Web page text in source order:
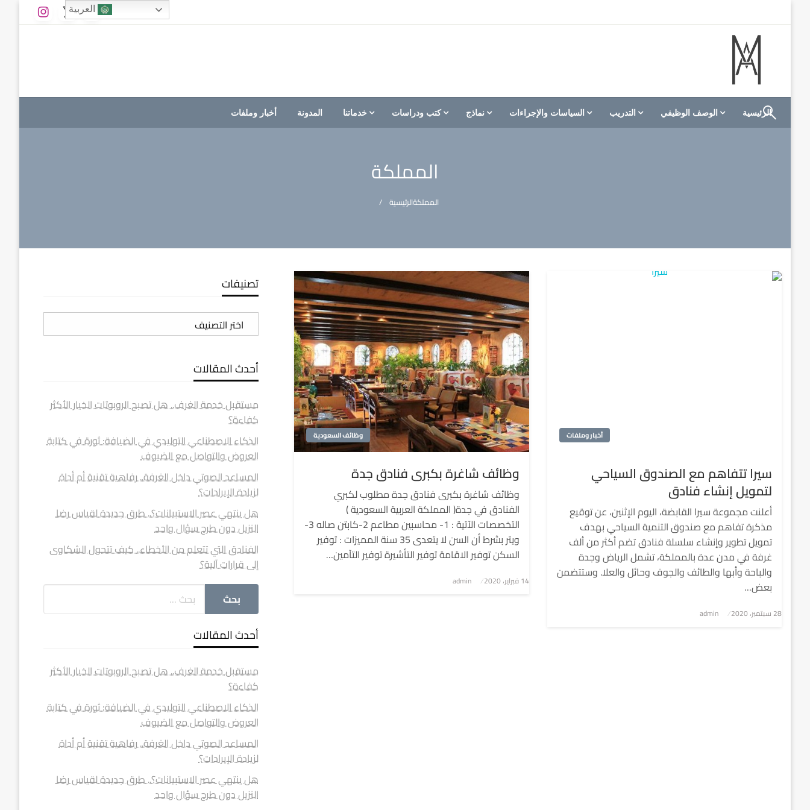
M A hotels | إم ايه هوتيلز
الموقع الأول للعاملين في الفنادق في العالم العربي
الرئيسية الوصف الوظيفي التدريب السياسات والإجراءات نماذج كتب ودراسات خدماتنا المدونة أخبار وملفات
المملكة
الرئيسيةالمملكة
أخبار وملفات
سيرا تتفاهم مع الصندوق السياحي
لتمويل إنشاء فنادق
أعلنت مجموعة سيرا القابضة، اليوم الإثنين، عن توقيع
مذكرة تفاهم مع صندوق التنمية السياحي بهدف
تمويل تطوير وإنشاء سلسلة فنادق تضم أكثر من ألف
غرفة في مدن عدة بالمملكة، تشمل الرياض وجدة
والباحة وأبها والطائف والجوف وحائل والعلا. وستتضمن
بعض…
نُشر
28 سبتمبر، 2020 admin
وظائف السعودية
وظائف شاغرة بكبرى فنادق جدة
وظائف شاغرة بكبرى فنادق جدة مطلوب لكبري
الفنادق في جدة( المملكة العربية السعودية )
التخصصات الآتية : 1- محاسبين مطاعم 2-كابتن صاله 3-
ويتر بشرط أن السن لا يتعدى 35 سنة المميزات : توفير
السكن توفير الاقامة توفير التأشيرة توفير التآمين…
نُشر
14 فبراير، 2020 admin
تصنيفات
تصنيفات
أحدث المقالات
مستقبل خدمة الغرف.. هل تصبح الروبوتات الخيار الأكثر
كفاءة؟
الذكاء الاصطناعي التوليدي في الضيافة: ثورة في كتابة
العروض والتواصل مع الضيوف
المساعد الصوتي داخل الغرفة.. رفاهية تقنية أم أداة
لزيادة الإيرادات؟
هل ينتهي عصر الاستبيانات؟.. طرق جديدة لقياس رضا
النزيل دون طرح سؤال واحد
الفنادق التي تتعلم من الأخطاء.. كيف تتحول الشكاوى
إلى قرارات آلية؟
أحدث المقالات
مستقبل خدمة الغرف.. هل تصبح الروبوتات الخيار الأكثر
كفاءة؟
الذكاء الاصطناعي التوليدي في الضيافة: ثورة في كتابة
العروض والتواصل مع الضيوف
المساعد الصوتي داخل الغرفة.. رفاهية تقنية أم أداة
لزيادة الإيرادات؟
هل ينتهي عصر الاستبيانات؟.. طرق جديدة لقياس رضا
النزيل دون طرح سؤال واحد
العربية